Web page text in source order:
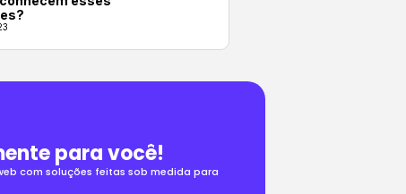
para você!
com soluções feitas sob medida para